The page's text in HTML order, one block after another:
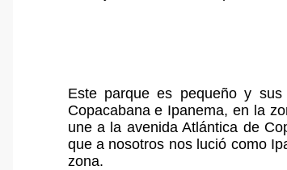
Este parque es pequeño y
Copacabana e Ipanema, en la
une a la avenida Atlántica de
que a nosotros nos lució como
zona.